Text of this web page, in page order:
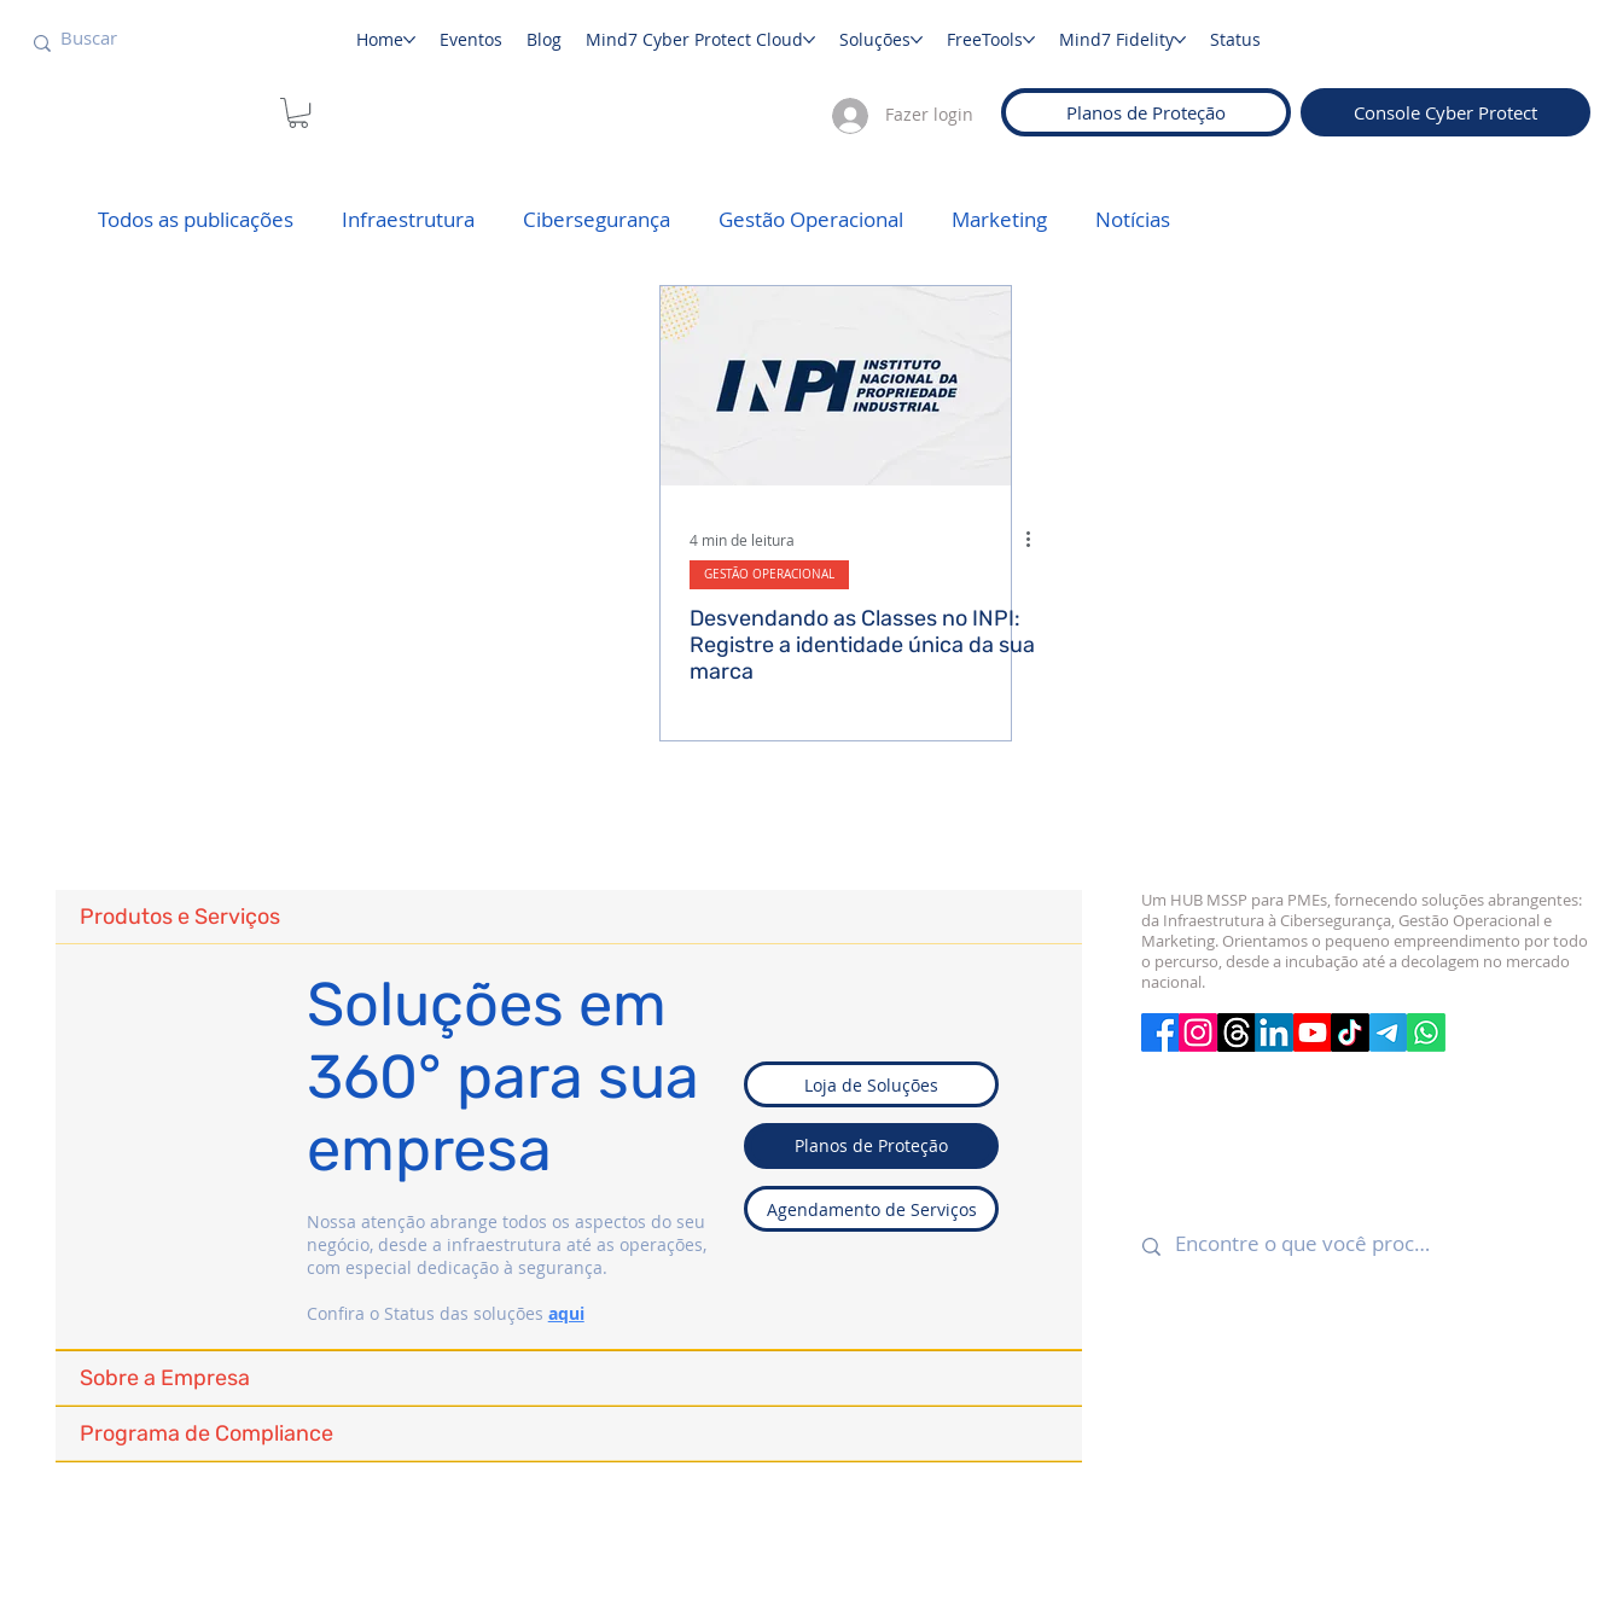
Fazer login Planos de Proteção Console Cyber Protect
Home Eventos Blog Mind7 Cyber Protect Cloud Soluções FreeTools Mind7 Fidelity Status
Todos as publicações Infraestrutura Cibersegurança Gestão Operacional Marketing Notícias
4 min de leitura
GESTÃO OPERACIONAL
Desvendando as Classes no INPI:
Registre a identidade única da sua
marca
Produtos e Serviços
Nossa atenção abrange todos os aspectos do seu
negócio, desde a infraestrutura até as operações,
com especial dedicação à segurança.
Confira o Status das soluções aqui
Soluções em
360° para sua
empresa
Loja de Soluções
Planos de Proteção
Agendamento de Serviços
Sobre a Empresa
Programa de Compliance
Um HUB MSSP para PMEs, fornecendo soluções abrangentes:
da Infraestrutura à Cibersegurança, Gestão Operacional e
Marketing. Orientamos o pequeno empreendimento por todo
o percurso, desde a incubação até a decolagem no mercado
nacional.